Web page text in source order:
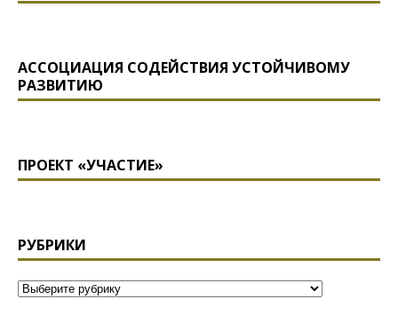
АССОЦИАЦИЯ СОДЕЙСТВИЯ УСТОЙЧИВОМУ
РАЗВИТИЮ
ПРОЕКТ «УЧАСТИЕ»
РУБРИКИ